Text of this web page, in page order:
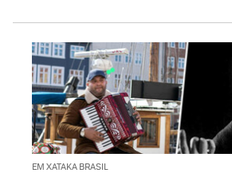
EM XATAKA BRASIL